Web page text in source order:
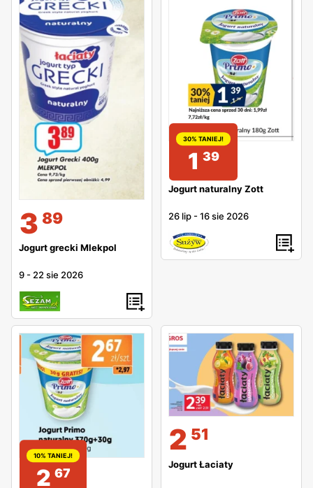
3 89
Jogurt grecki Mlekpol
9 - 22 sie 2026
30% TANIEJ!
1 39
Jogurt naturalny Zott
26 lip -16 sie 2026
10% TANIEJ!
2 67
2 51
Jogurt Łaciaty